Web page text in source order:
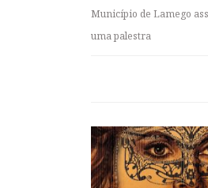
Município de Lamego
uma palestra